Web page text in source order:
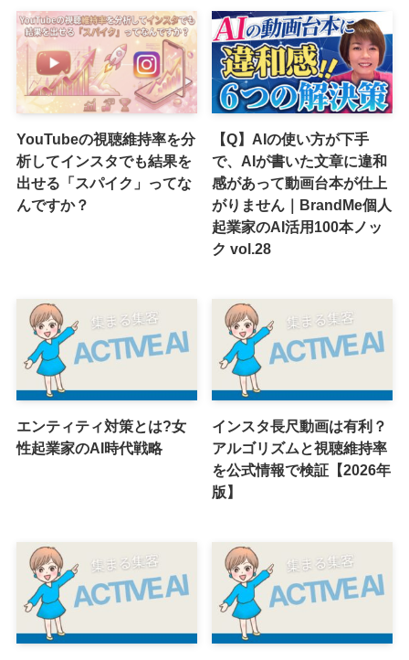
YouTubeの視聴維持率を分
析してインスタでも結果を
出せる「スパイク」ってな
んですか？
【Q】AIの使い方が下手
で、AIが書いた文章に違和
感があって動画台本が仕上
がりません｜BrandMe個人
起業家のAI活用100本ノッ
ク vol.28
エンティティ対策とは?女
性起業家のAI時代戦略
インスタ長尺動画は有利？
アルゴリズムと視聴維持率
を公式情報で検証【2026年
版】